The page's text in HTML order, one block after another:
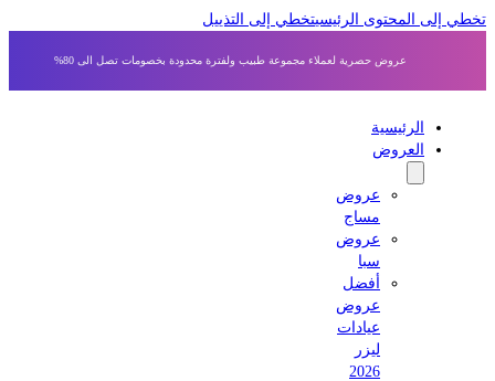
المحتوى الرئيسيتخطي إلى التذييل
عروض حصرية لعملاء مجموعة طبيب ولفترة محدودة بخصومات تصل الى 80%
الرئيسية
العروض
عروض
عروض
أفضل